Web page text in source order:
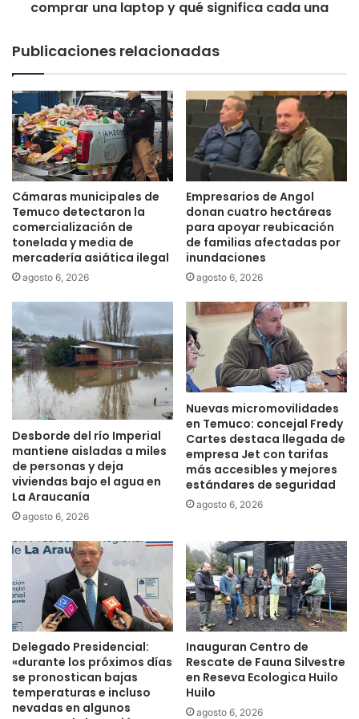
7
7
e
x
t
r
a
n
e
r
o
s
"
e
g
a
l
e
e
n
a
A
a
a
í
a
d
e
l
a
s
e
s
p
e
c
i
f
i
c
i
o
n
e
s
c
o
m
p
r
r
n
a
a
p
t
o
p
y
comprar una laptop y qué significa cada una
Publicaciones relacionadas
Cámaras municipales de
Temuco detectaron la
comercialización de
tonelada y media de
mercadería asiática ilegal
agosto 6, 2026
Empresarios de Angol
donan cuatro hectáreas
para apoyar reubicación
de familias afectadas por
inundaciones
agosto 6, 2026
Desborde del río Imperial
mantiene aisladas a miles
de personas y deja
viviendas bajo el agua en
La Araucanía
agosto 6, 2026
Nuevas micromovilidades
en Temuco: concejal Fredy
Cartes destaca llegada de
empresa Jet con tarifas
más accesibles y mejores
estándares de seguridad
agosto 6, 2026
Delegado Presidencial:
«durante los próximos días
se pronostican bajas
temperaturas e incluso
nevadas en algunos
Inauguran Centro de
Rescate de Fauna Silvestre
en Reseva Ecologica Huilo
Huilo
agosto 6, 2026